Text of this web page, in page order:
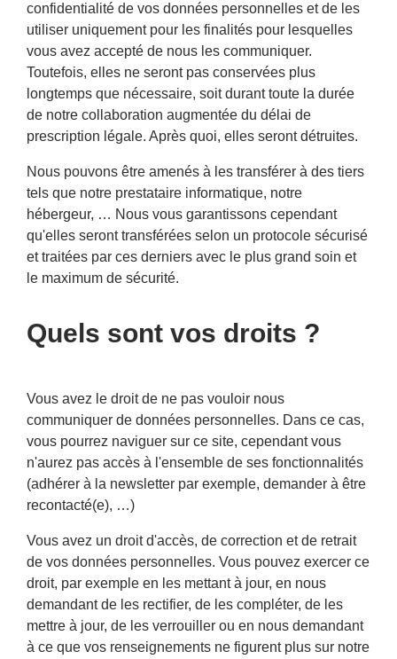
confidentialité de vos données personnelles et de les
utiliser uniquement pour les finalités pour lesquelles
vous avez accepté de nous les communiquer.
Toutefois, elles ne seront pas conservées plus
longtemps que nécessaire, soit durant toute la durée
de notre collaboration augmentée du délai de
prescription légale. Après quoi, elles seront détruites.
Nous pouvons être amenés à les transférer à des tiers
tels que notre prestataire informatique, notre
hébergeur, … Nous vous garantissons cependant
qu'elles seront transférées selon un protocole sécurisé
et traitées par ces derniers avec le plus grand soin et
le maximum de sécurité.
Quels sont vos droits ?
Vous avez le droit de ne pas vouloir nous
communiquer de données personnelles. Dans ce cas,
vous pourrez naviguer sur ce site, cependant vous
n'aurez pas accès à l'ensemble de ses fonctionnalités
(adhérer à la newsletter par exemple, demander à être
recontacté(e), …)
Vous avez un droit d'accès, de correction et de retrait
de vos données personnelles. Vous pouvez exercer ce
droit, par exemple en les mettant à jour, en nous
demandant de les rectifier, de les compléter, de les
mettre à jour, de les verrouiller ou en nous demandant
à ce que vos renseignements ne figurent plus sur notre